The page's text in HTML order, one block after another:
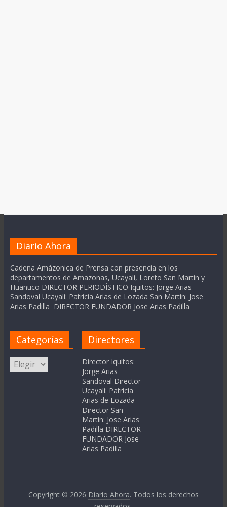
Diario Ahora
Cadena Amázonica de Prensa con presencia en los
departamentos de Amazonas, Ucayali, Loreto San Martín y
Huanuco DIRECTOR PERIODÍSTICO Iquitos: Jorge Arias
Sandoval Ucayali: Patricia Arias de Lozada San Martín: Jose
Arias Padilla DIRECTOR FUNDADOR Jose Arias Padilla
Categorías
Categorías
Directores
Director Iquitos:
Jorge Arias
Sandoval Director
Ucayali: Patricia
Arias de Lozada
Director San
Martín: Jose Arias
Padilla DIRECTOR
FUNDADOR Jose
Arias Padilla
Copyright © 2026 Diario Ahora. Todos los derechos